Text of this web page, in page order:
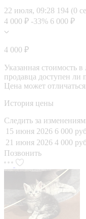
22 июля, 09:28 194 (0
4 000 ₽ -33% 6 000 ₽
4 000 ₽
Указанная стоимость
продавца доступен ли
Цена может
История цены
Следить за
15 июня 2026 6 000
21 июня 2026 4 000
Позвонить